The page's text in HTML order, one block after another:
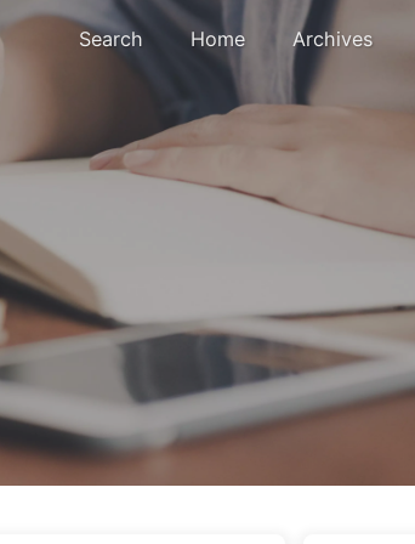
Search Home Archives